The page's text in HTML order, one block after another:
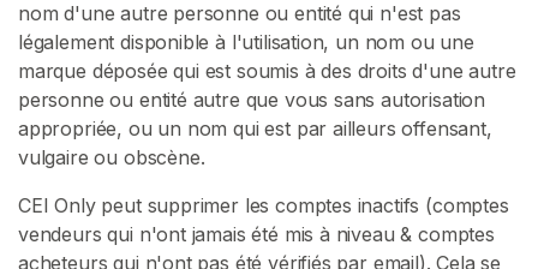
nom d'une autre personne ou entité qui n'est pas
légalement disponible à l'utilisation, un nom ou une
marque déposée qui est soumis à des droits d'une autre
personne ou entité autre que vous sans autorisation
appropriée, ou un nom qui est par ailleurs offensant,
vulgaire ou obscène.
CEI Only peut supprimer les comptes inactifs (comptes
vendeurs qui n'ont jamais été mis à niveau & comptes
acheteurs qui n'ont pas été vérifiés par email). Cela se